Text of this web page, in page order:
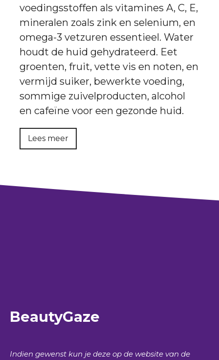
voedingsstoffen als vitamines A, C, E,
mineralen zoals zink en selenium, en
omega-3 vetzuren essentieel. Water
houdt de huid gehydrateerd. Eet
groenten, fruit, vette vis en noten, en
vermijd suiker, bewerkte voeding,
sommige zuivelproducten, alcohol
en cafeïne voor een gezonde huid.
Lees meer
BeautyGaze
Indien gewenst kun je deze op de website van de